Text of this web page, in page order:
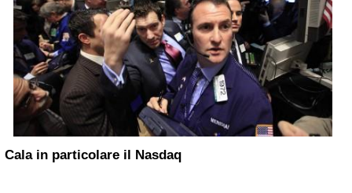
Cala in particolare il Nasdaq